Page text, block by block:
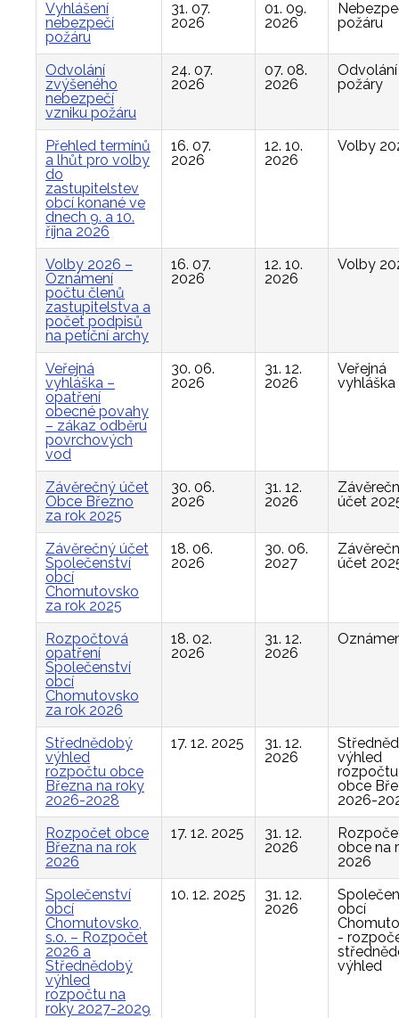
Vyhlášení
nebezpečí
požáru
31. 07.
2026
01. 09.
2026
požáru
Odvolání
zvýšeného
nebezpečí
vzniku požáru
24. 07.
2026
07. 08.
2026
Odvolání
požáry
Přehled termínů
a lhůt pro volby
do
zastupitelstev
obcí konané ve
dnech 9. a 10.
října 2026
16. 07.
2026
12. 10.
2026
Volby
Volby 2026 –
Oznámení
počtu členů
zastupitelstva a
počet podpisů
na petiční archy
16. 07.
2026
12. 10.
2026
Volby
Veřejná
vyhláška –
opatření
obecné povahy
– zákaz odběru
povrchových
vod
30. 06.
2026
31. 12.
2026
Veřejná
vyhláška
Závěrečný účet
Obce Březno
za rok 2025
30. 06.
2026
31. 12.
2026
účet
Závěrečný účet
Společenství
obcí
Chomutovsko
za rok 2025
18. 06.
2026
30. 06.
2027
účet
Rozpočtová
opatření
Společenství
obcí
Chomutovsko
za rok 2026
18. 02.
2026
31. 12.
2026
Střednědobý
výhled
rozpočtu obce
Března na roky
2026-2028
17. 12. 2025
31. 12.
2026
výhled
rozpočtu
obce
2026-
Rozpočet obce
Března na rok
2026
17. 12. 2025
31. 12.
2026
obce na
2026
Společenství
obcí
Chomutovsko,
s.o. – Rozpočet
2026 a
Střednědobý
výhled
rozpočtu na
roky 2027-2029
10. 12. 2025
31. 12.
2026
obcí
-
výhled